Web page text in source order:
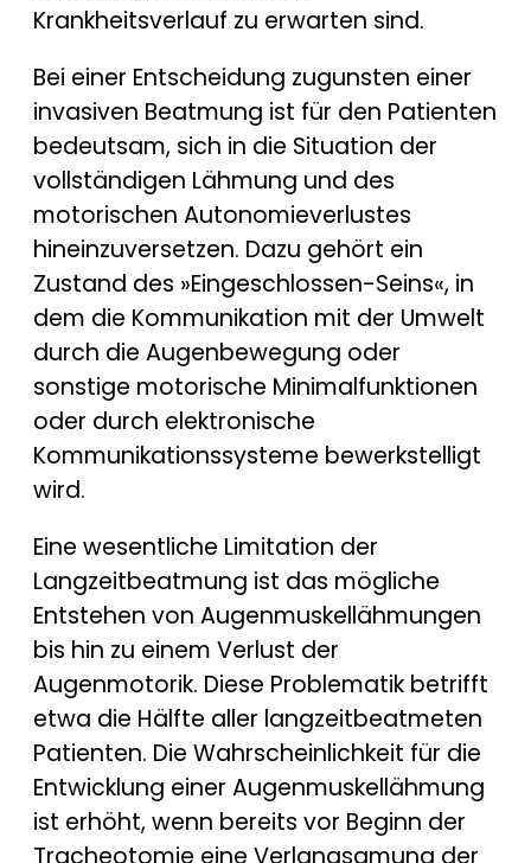
Krankheitsverlauf zu erwarten sind.
Bei einer Entscheidung zugunsten einer
invasiven Beatmung ist für den Patienten
bedeutsam, sich in die Situation der
vollständigen Lähmung und des
motorischen Autonomieverlustes
hineinzuversetzen. Dazu gehört ein
Zustand des »Eingeschlossen-Seins«, in
dem die Kommunikation mit der Umwelt
durch die Augenbewegung oder
sonstige motorische Minimalfunktionen
oder durch elektronische
Kommunikationssysteme bewerkstelligt
wird.
Eine wesentliche Limitation der
Langzeitbeatmung ist das mögliche
Entstehen von Augenmuskellähmungen
bis hin zu einem Verlust der
Augenmotorik. Diese Problematik betrifft
etwa die Hälfte aller langzeitbeatmeten
Patienten. Die Wahrscheinlichkeit für die
Entwicklung einer Augenmuskellähmung
ist erhöht, wenn bereits vor Beginn der